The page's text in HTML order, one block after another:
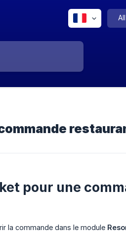
pour une
la commande dans le module